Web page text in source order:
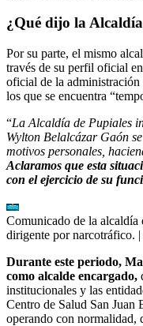
¿Qué dijo la
Por su parte, el mismo
través de su perfil oficial
oficial de la
los que se encuentra
“La Alcaldía de Pupiales
Wylton Belalcázar Gaón
motivos personales,
Aclaramos que esta
con el ejercicio de su
Comunicado de la alcaldía
dirigente por narcotráfico.
Durante este periodo,
como alcalde encargado,
institucionales y las
Centro de Salud San Juan
operando con normalidad,